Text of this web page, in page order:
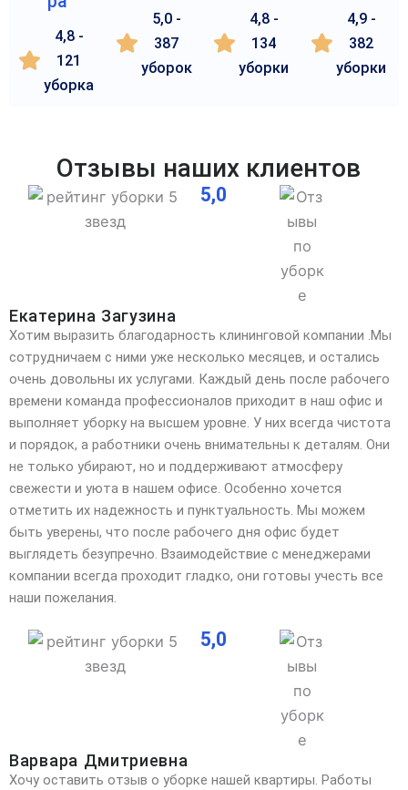
4,8 -
121
уборка
5,0 -
387
уборок
4,8 -
134
уборки
4,9 -
382
уборки
Отзывы наших клиентов
5,0
Екатерина Загузина
Хотим выразить благодарность клининговой компании .Мы
сотрудничаем с ними уже несколько месяцев, и остались
очень довольны их услугами. Каждый день после рабочего
времени команда профессионалов приходит в наш офис и
выполняет уборку на высшем уровне. У них всегда чистота
и порядок, а работники очень внимательны к деталям. Они
не только убирают, но и поддерживают атмосферу
свежести и уюта в нашем офисе. Особенно хочется
отметить их надежность и пунктуальность. Мы можем
быть уверены, что после рабочего дня офис будет
выглядеть безупречно. Взаимодействие с менеджерами
компании всегда проходит гладко, они готовы учесть все
наши пожелания.
5,0
Варвара Дмитриевна
Хочу оставить отзыв о уборке нашей квартиры. Работы